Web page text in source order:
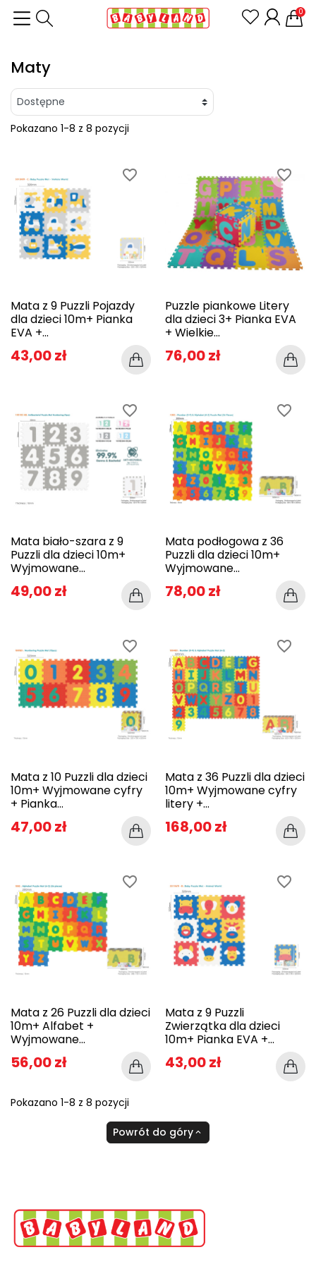
0
Maty
Pokazano 1-8 z 8 pozycji
favorite_border
Mata z 9 Puzzli Pojazdy
dla dzieci 10m+ Pianka
EVA +...
43,00 zł
favorite_border
Puzzle piankowe Litery
dla dzieci 3+ Pianka EVA
+ Wielkie...
76,00 zł
favorite_border
Mata biało-szara z 9
Puzzli dla dzieci 10m+
Wyjmowane...
49,00 zł
favorite_border
Mata podłogowa z 36
Puzzli dla dzieci 10m+
Wyjmowane...
78,00 zł
favorite_border
Mata z 10 Puzzli dla dzieci
10m+ Wyjmowane cyfry
+ Pianka...
47,00 zł
favorite_border
Mata z 36 Puzzli dla dzieci
10m+ Wyjmowane cyfry
litery +...
168,00 zł
favorite_border
Mata z 26 Puzzli dla dzieci
10m+ Alfabet +
Wyjmowane...
56,00 zł
favorite_border
Mata z 9 Puzzli
Zwierzątka dla dzieci
10m+ Pianka EVA +...
43,00 zł
Pokazano 1-8 z 8 pozycji
Powrót do góry 